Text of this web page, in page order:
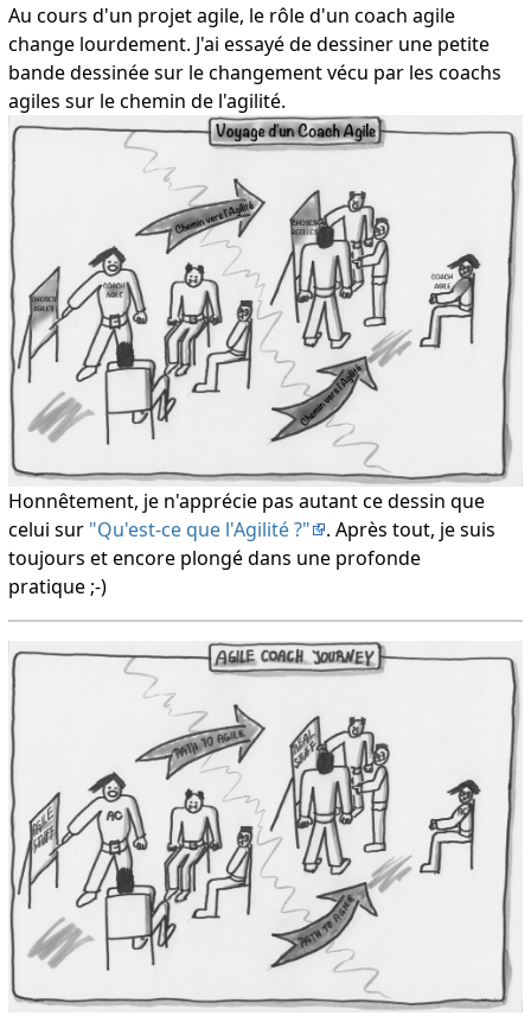
Au cours d'un projet agile, le rôle d'un coach agile
change lourdement. J'ai essayé de dessiner une petite
bande dessinée sur le changement vécu par les coachs
agiles sur le chemin de l'agilité.
Honnêtement, je n'apprécie pas autant ce dessin que
celui sur "Qu'est-ce que l'Agilité ?"
. Après tout, je suis
toujours et encore plongé dans une profonde
pratique ;-)